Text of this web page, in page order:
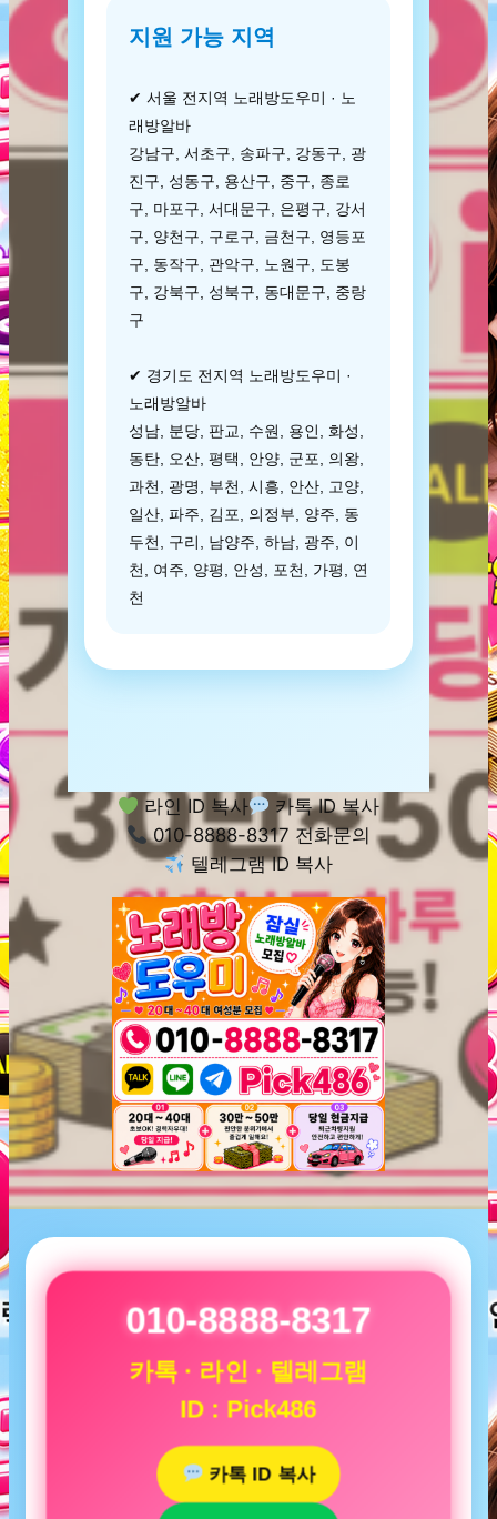
지원 가능 지역
✔ 서울 전지역 노래방도우미 · 노
래방알바
강남구, 서초구, 송파구, 강동구, 광
진구, 성동구, 용산구, 중구, 종로
구, 마포구, 서대문구, 은평구, 강서
구, 양천구, 구로구, 금천구, 영등포
구, 동작구, 관악구, 노원구, 도봉
구, 강북구, 성북구, 동대문구, 중랑
구
✔ 경기도 전지역 노래방도우미 ·
노래방알바
성남, 분당, 판교, 수원, 용인, 화성,
동탄, 오산, 평택, 안양, 군포, 의왕,
과천, 광명, 부천, 시흥, 안산, 고양,
일산, 파주, 김포, 의정부, 양주, 동
두천, 구리, 남양주, 하남, 광주, 이
천, 여주, 양평, 안성, 포천, 가평, 연
천
라인 ID 복사
카톡 ID 복사
010-8888-8317 전화문의
텔레그램 ID 복사
010-8888-8317
카톡 · 라인 · 텔레그램
ID : Pick486
카톡 ID 복사